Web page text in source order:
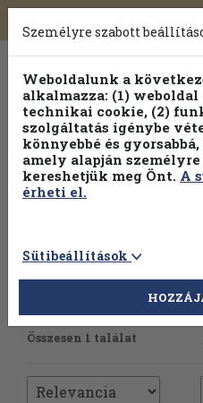
Toggle
navigation
Válogasson több mint
100%
Összesen 1 találat
Személyre szabott
Weboldalunk a
alkalmazza: (1) weboldal
technikai cookie, (2)
szolgáltatás igénybe
könnyebbé és
amely alapján
kereshetjük meg Önt. A
érheti el.
Sütibeállítások